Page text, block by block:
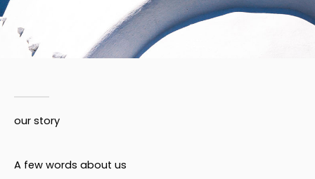
our story
A few words about us